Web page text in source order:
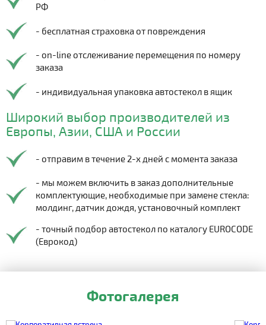
РФ
- бесплатная страховка от повреждения
- on-line отслеживание перемещения по номеру
заказа
- индивидуальная упаковка автостекол в ящик
Широкий выбор производителей из
Европы, Азии, США и России
- отправим в течение 2-х дней с момента заказа
- мы можем включить в заказ дополнительные
комплектующие, необходимые при замене стекла:
молдинг, датчик дождя, установочный комплект
- точный подбор автостекол по каталогу EUROCODE
(Еврокод)
Фотогалерея